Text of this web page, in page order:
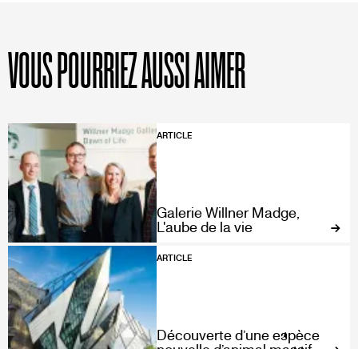
VOUS POURRIEZ AUSSI AIMER
ARTICLE
Galerie Willner Madge,
L'aube de la vie
ARTICLE
Découverte d’une espèce